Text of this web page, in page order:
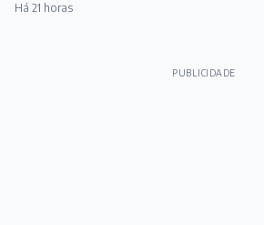
começa nesta sexta-feira